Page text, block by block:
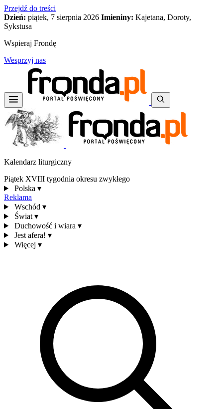
Przejdź do treści
Dzień: piątek, 7 sierpnia 2026 Imieniny: Kajetana, Doroty,
Sykstusa
Wspieraj Frondę
Wesprzyj nas
Kalendarz liturgiczny
Piątek XVIII tygodnia okresu zwykłego
Polska ▾
Reklama
Wschód ▾
Świat ▾
Duchowość i wiara ▾
Jest afera! ▾
Więcej ▾